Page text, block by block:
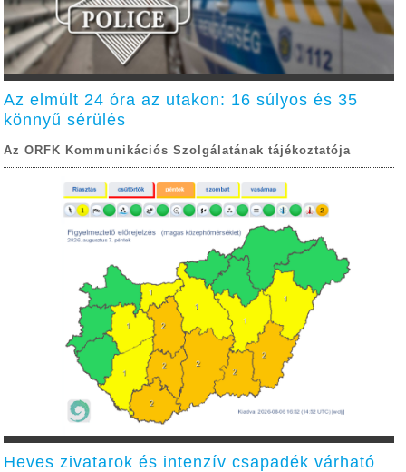
Az elmúlt 24 óra az utakon: 16 súlyos és 35
könnyű sérülés
Az ORFK Kommunikációs Szolgálatának tájékoztatója
Heves zivatarok és intenzív csapadék várható